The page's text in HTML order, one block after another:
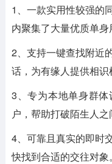
1、一款实用性较强的
内聚集了大量优质单身
2、支持一键查找附近
话，为有缘人提供相识
3、专为本地单身群
户，帮助打破陌生人
4、可靠且真实的即时
快找到合适的交往对象。